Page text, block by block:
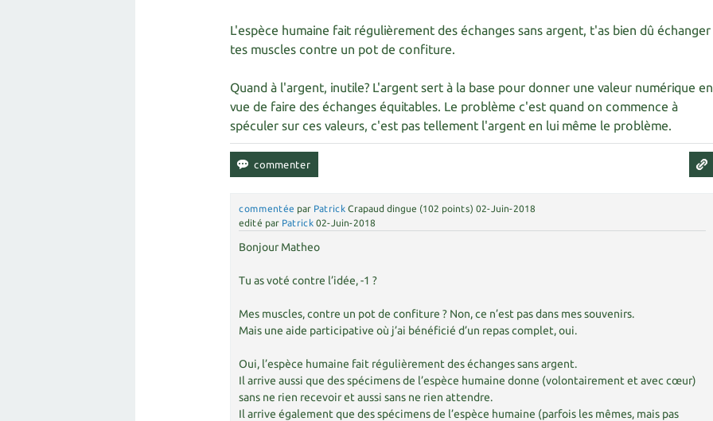
L'espèce humaine fait régulièrement des échanges sans argent, t'as bien dû échanger
tes muscles contre un pot de confiture.
Quand à l'argent, inutile? L'argent sert à la base pour donner une valeur numérique en
vue de faire des échanges équitables. Le problème c'est quand on commence à
spéculer sur ces valeurs, c'est pas tellement l'argent en lui même le problème.
commentée par Patrick Crapaud dingue (102 points) 02-Juin-2018
edité par Patrick 02-Juin-2018
Bonjour Matheo
Tu as voté contre l’idée, -1 ?
Mes muscles, contre un pot de confiture ? Non, ce n’est pas dans mes souvenirs.
Mais une aide participative où j’ai bénéficié d’un repas complet, oui.
Oui, l’espèce humaine fait régulièrement des échanges sans argent.
Il arrive aussi que des spécimens de l’espèce humaine donne (volontairement et avec cœur)
sans ne rien recevoir et aussi sans ne rien attendre.
Il arrive également que des spécimens de l’espèce humaine (parfois les mêmes, mais pas